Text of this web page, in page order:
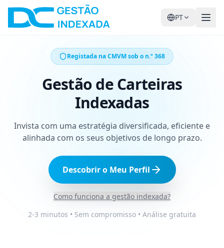
PT
Registada na CMVM sob o n.º 368
Gestão de Carteiras
Indexadas
Invista com uma estratégia diversificada, eficiente e
alinhada com os seus objetivos de longo prazo.
Descobrir o Meu Perfil
Como funciona a gestão indexada?
2-3 minutos • Sem compromisso • Análise gratuita